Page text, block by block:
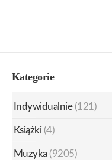
Kategorie
Indywidualnie (121)
Książki (4)
Muzyka (9205)